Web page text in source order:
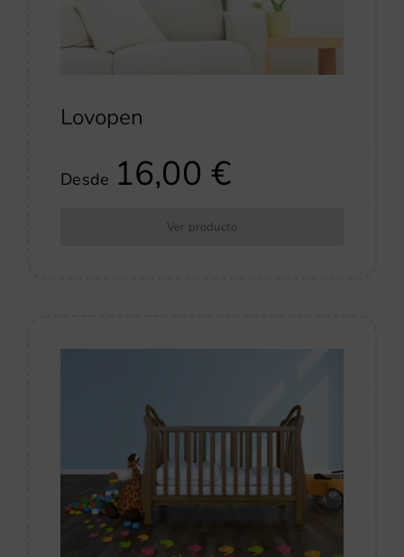
Lovopen
Desde 16,00€
Ver producto